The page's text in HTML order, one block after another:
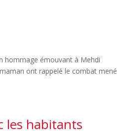
hommage émouvant à Mehdi
ont rappelé le combat mené
les habitants